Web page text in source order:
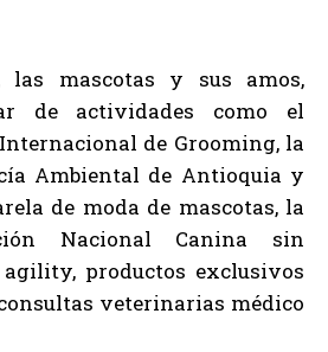
las mascotas y sus amos,
de actividades como el
de Grooming, la
Ambiental de Antioquia y
de moda de mascotas, la
Nacional Canina sin
productos exclusivos
veterinarias médico